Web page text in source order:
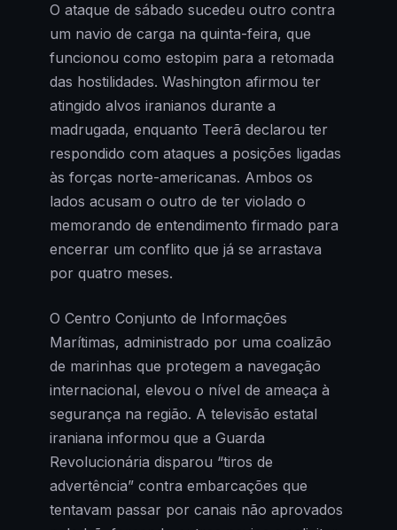
O ataque de sábado sucedeu outro contra
um navio de carga na quinta-feira, que
funcionou como estopim para a retomada
das hostilidades. Washington afirmou ter
atingido alvos iranianos durante a
madrugada, enquanto Teerã declarou ter
respondido com ataques a posições ligadas
às forças norte-americanas. Ambos os
lados acusam o outro de ter violado o
memorando de entendimento firmado para
encerrar um conflito que já se arrastava
por quatro meses.
O Centro Conjunto de Informações
Marítimas, administrado por uma coalizão
de marinhas que protegem a navegação
internacional, elevou o nível de ameaça à
segurança na região. A televisão estatal
iraniana informou que a Guarda
Revolucionária disparou “tiros de
advertência” contra embarcações que
tentavam passar por canais não aprovados